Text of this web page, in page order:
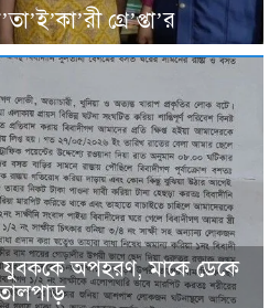
গ্রে’প্তা’র
যুবককে অপহরণ, মাকে ডেকে